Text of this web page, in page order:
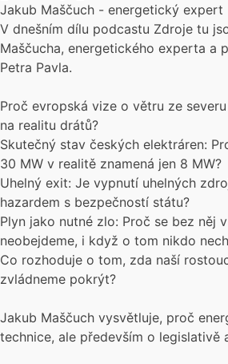
Jakub Maščuch - energetický expert
V dnešním dílu podcastu Zdroje tu
Maščucha, energetického experta a
Petra Pavla.
Proč evropská vize o větru ze
na realitu drátů?
Skutečný stav českých elektráren:
30 MW v realitě znamená jen 8 MW?
Uhelný exit: Je vypnutí uhelných
hazardem s bezpečností státu?
Plyn jako nutné zlo: Proč se bez něj
neobejdeme, i když o tom nikdo
Co rozhoduje o tom, zda naší
zvládneme pokrýt?
Jakub Maščuch vysvětluje, proč
technice, ale především o legislativě